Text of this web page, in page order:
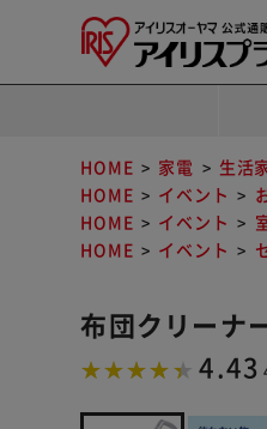
HOME 家電 生活
HOME
イベント
HOME
イベント
HOME
イベント
布団クリーナ
4.43